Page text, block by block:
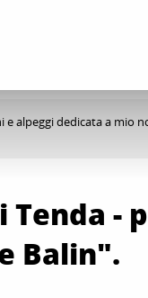
alpeggi dedicata a mio
-
Balin".